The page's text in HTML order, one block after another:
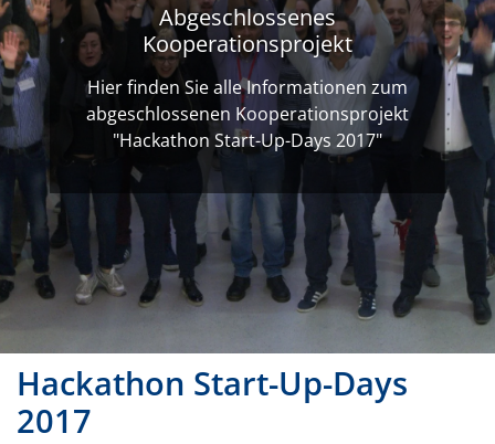
Abgeschlossenes
Kooperationsprojekt
Hier finden Sie alle Informationen zum
abgeschlossenen Kooperationsprojekt
"Hackathon Start-Up-Days 2017"
Hackathon Start-Up-Days
2017